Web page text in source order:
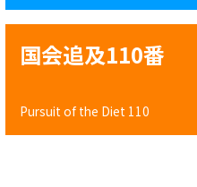
国会追及110番
Pursuit of the Diet 110